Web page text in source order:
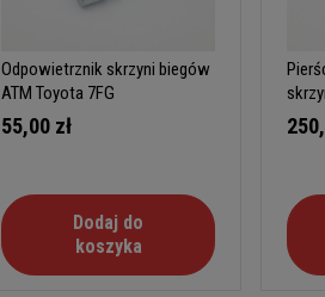
Odpowietrznik skrzyni biegów
ATM Toyota 7FG
55,00 zł
Dodaj do
koszyka